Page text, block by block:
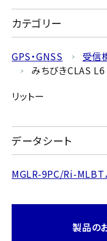
カテゴリー
GPS・GNSS 受信
みちびきCLAS
リットー
データシート
MGLR-9PC/Ri-MLBT
製品の